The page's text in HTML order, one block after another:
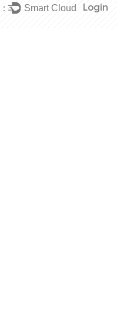
Login
Smart Cloud